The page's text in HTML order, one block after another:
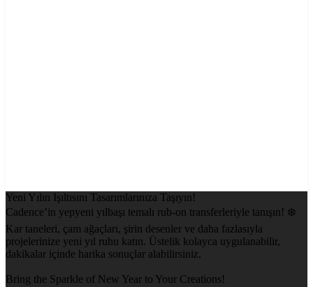
Yeni Yılın Işıltısını Tasarımlarınıza Taşıyın!
Cadence’in yepyeni yılbaşı temalı rub-on transferleriyle tanışın! ❄️
Kar taneleri, çam ağaçları, şirin desenler ve daha fazlasıyla
projelerinize yeni yıl ruhu katın. Üstelik kolayca uygulanabilir,
dakikalar içinde harika sonuçlar alabilirsiniz.
Bring the Sparkle of New Year to Your Creations!